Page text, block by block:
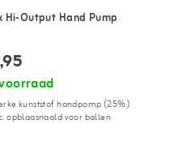
Hi-Output Hand Pump
kunststof handpomp (25%)
opblaasnaald voor ballen